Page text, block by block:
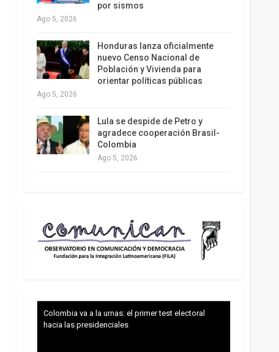
por sismos
Ago 5, 2026
Honduras lanza oficialmente
nuevo Censo Nacional de
Población y Vivienda para
orientar políticas públicas
Ago 5, 2026
Lula se despide de Petro y
agradece cooperación Brasil-
Colombia
Ago 5, 2026
Colombia va a la urnas: el primer test electoral
hacia las presidenciales